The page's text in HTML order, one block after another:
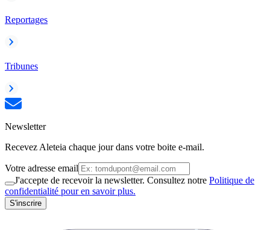
Reportages
Tribunes
Newsletter
Recevez Aleteia chaque jour dans votre boite e-mail.
Votre adresse email
J'accepte de recevoir la newsletter. Consultez notre Politique de
confidentialité pour en savoir plus.
S'inscrire